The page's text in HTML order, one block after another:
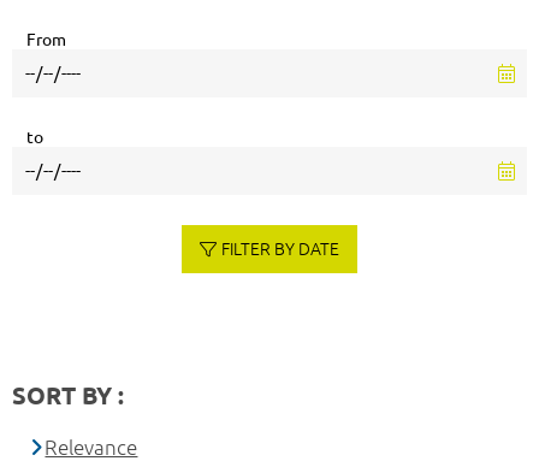
From
to
FILTER BY DATE
SORT BY :
Relevance